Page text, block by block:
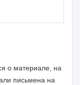
о материале, на
письмена на